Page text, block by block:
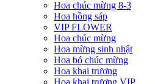
Hoa chúc mừng 8-3
Hoa hồng sáp
VIP FLOWER
Hoa chúc mừng
Hoa mừng sinh nhật
Hoa bó chúc mừng
Hoa khai trương
Hoa khai trương VIP